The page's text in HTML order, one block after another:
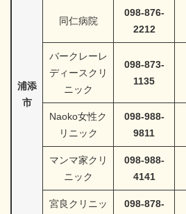
浦添
市
同仁病院
098-876-
2212
バークレーレ
ディースクリ
ニック
098-873-
1135
Naoko女性ク
リニック
098-988-
9811
マンマ家クリ
ニック
098-988-
4141
宮良クリニッ
098-878-